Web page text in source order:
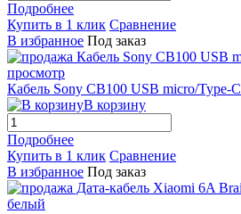
Подробнее
Купить в 1 клик Сравнение
В избранное Под заказ
просмотр
Кабель Sony CB100 USB micro/Type-C
В корзину
Подробнее
Купить в 1 клик Сравнение
В избранное Под заказ